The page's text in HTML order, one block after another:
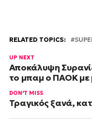
RELATED TOPICS:
UP NEXT
Αποκάλυψη
το μπαμ ο ΠΑΟΚ με
DON'T MISS
Τραγικός ξανά,